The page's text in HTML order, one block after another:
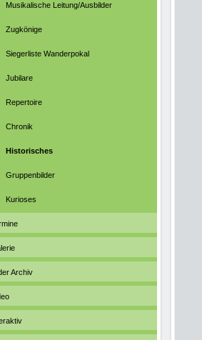
Musikalische Leitung/Ausbilder
Zugkönige
Siegerliste Wanderpokal
Jubilare
Repertoire
Chronik
Historisches
Gruppenbilder
Kurioses
Archiv